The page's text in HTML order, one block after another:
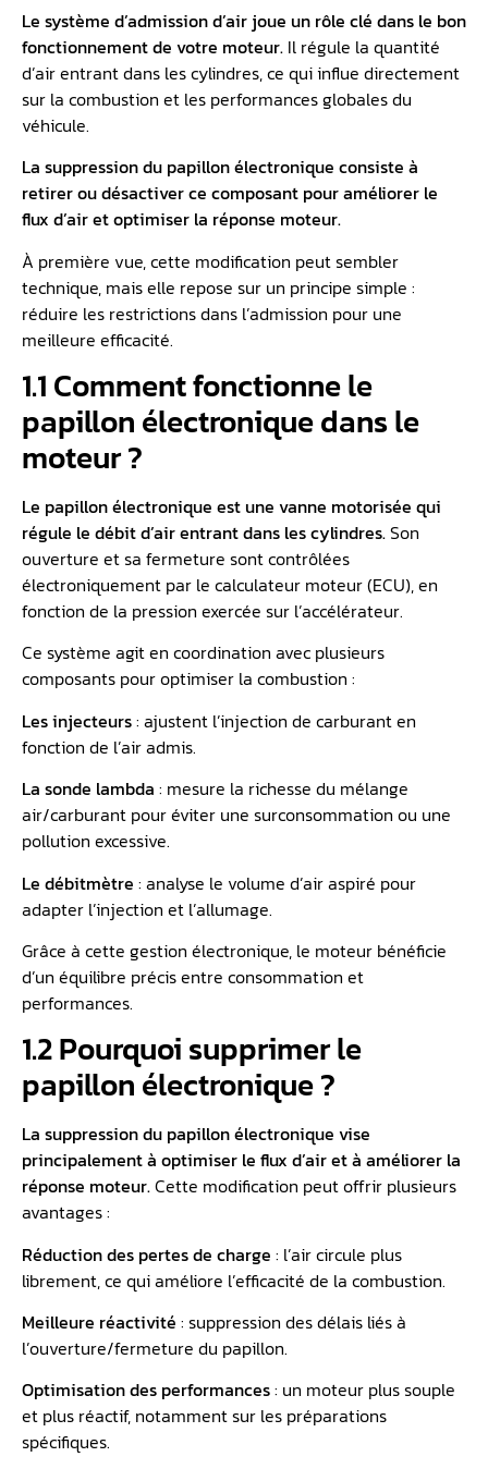
Le système d’admissiond’air joue un rôle clé dans le bon
fonctionnement de votre moteur. Il régule la quantité
d’air entrant dans les cylindres, ce qui influe directement
sur la combustion et les performances globales du
véhicule.
La suppression du papillon électronique consiste à
retirer ou désactiver ce composant pour améliorer le
flux d’air et optimiser la réponse moteur.
À première vue, cette modification peut sembler
technique, mais elle repose sur un principe simple :
réduire les restrictions dans l’admission pour une
meilleure efficacité.
1.1 Comment fonctionne le
papillon électronique dans le
moteur ?
Le papillon électronique est une vanne motorisée qui
régule le débit d’air entrant dans lescylindres.Son
ouverture et sa fermeture sont contrôlées
électroniquement par le calculateur moteur (ECU), en
fonction de la pression exercée sur l’accélérateur.
Ce système agit en coordination avec plusieurs
composants pour optimiser la combustion :
Les injecteurs: ajustent l’injection de carburant en
fonction de l’air admis.
La sonde lambda : mesure la richesse du mélange
air/carburant pour éviter une surconsommation ou une
pollution excessive.
Le débitmètre : analyse le volume d’air aspiré pour
adapter l’injection et l’allumage.
Grâce à cette gestion électronique, le moteur bénéficie
d’un équilibre précis entre consommation et
performances.
1.2 Pourquoi supprimer le
papillon électronique ?
La suppression du papillon électronique vise
principalement à optimiser le flux d’air et à améliorer la
réponse moteur.Cette modification peut offrir plusieurs
avantages :
Réduction des pertes de charge : l’air circule plus
librement, ce qui améliore l’efficacité de la combustion.
Meilleure réactivité : suppression des délais liés à
l’ouverture/fermeture du papillon.
Optimisation des performances: un moteur plus souple
et plus réactif, notamment sur les préparations
spécifiques.